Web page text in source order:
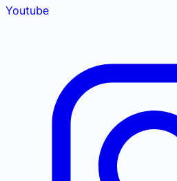
Youtube